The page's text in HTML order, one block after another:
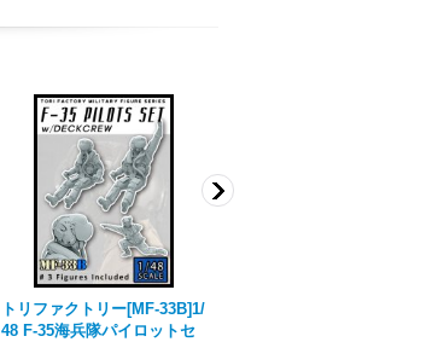
トリファクトリー[MF-33B]1/
48 F-35海兵隊パイロットセ